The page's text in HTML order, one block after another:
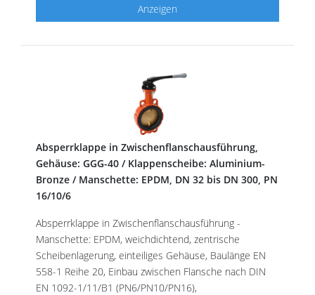
Anzeigen
Absperrklappe in Zwischenflanschausführung,
Gehäuse: GGG-40 / Klappenscheibe: Aluminium-
Bronze / Manschette: EPDM, DN 32 bis DN 300, PN
16/10/6
Absperrklappe in Zwischenflanschausführung -
Manschette: EPDM, weichdichtend, zentrische
Scheibenlagerung, einteiliges Gehäuse, Baulänge EN
558-1 Reihe 20, Einbau zwischen Flansche nach DIN
EN 1092-1/11/B1 (PN6/PN10/PN16),